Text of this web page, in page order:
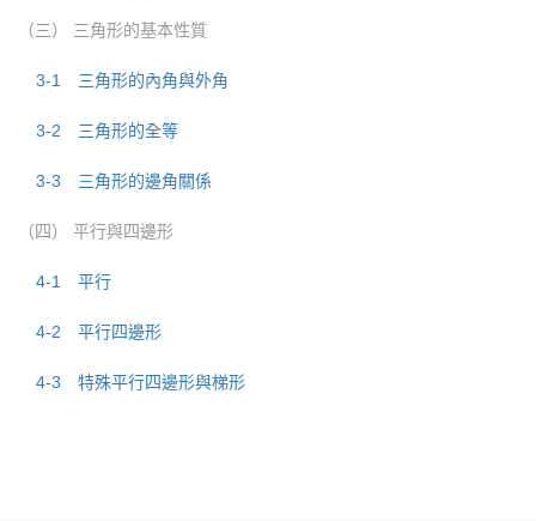
（三） 三角形的基本性質
3-1 三角形的內角與外角
3-2 三角形的全等
3-3 三角形的邊角關係
（四） 平行與四邊形
4-1 平行
4-2 平行四邊形
4-3 特殊平行四邊形與梯形